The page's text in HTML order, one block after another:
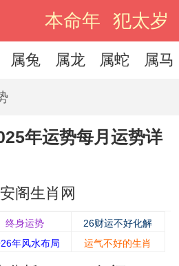
本命年 犯太岁
属兔 属龙 属蛇 属马
年运势每月运势详
阁生肖网
终身运势
26财运不好化解
年风水布局 运气不好的生肖